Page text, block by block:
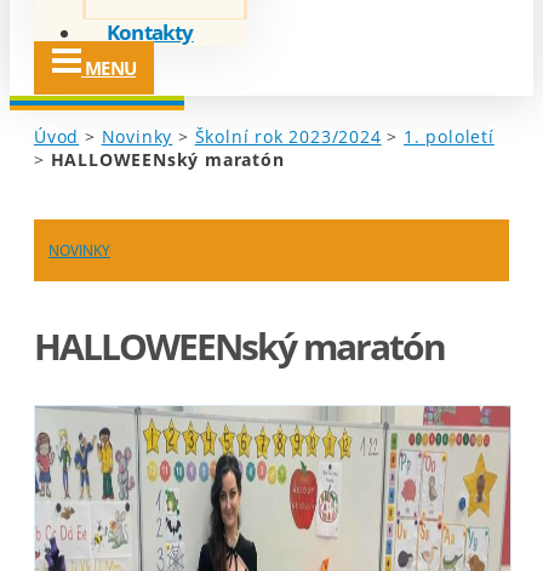
Kontakty
MENU
Úvod > Novinky > Školní rok 2023/2024 > 1. pololetí
> HALLOWEENský maratón
NOVINKY
HALLOWEENský maratón